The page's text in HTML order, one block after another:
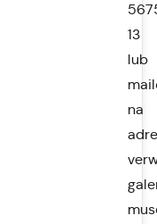
13
lub
na